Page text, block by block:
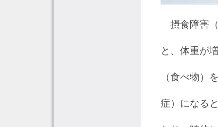
摂食障害
と、体重が
（食べ物）
症）になる